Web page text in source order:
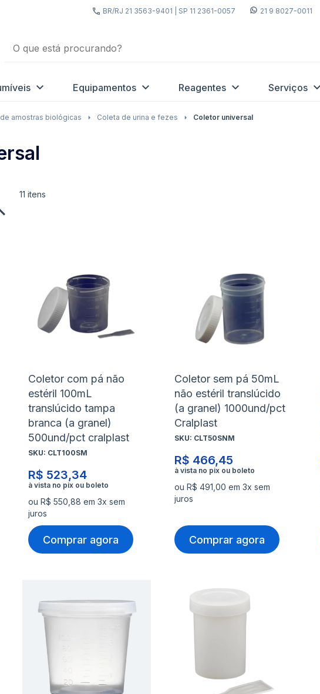
BR/RJ 21 3563-9401 | SP 11 2361-0057 21 9 8027-0011
Equipamentos Reagentes Serviços
amostras biológicas Coleta de urina e fezes Coletor universal
11 itens
Coletor com pá não
estéril 100mL
translúcido tampa
branca (a granel)
500und/pct cralplast
SKU: CLT100SM
R$ 523,34
ou R$ 550,88 em 3x sem
juros
Comprar agora
desejos
Adicionar
para
Comparar
Coletor sem pá 50mL
não estéril translúcido
(a granel) 1000und/pct
Cralplast
SKU: CLT50SNM
R$ 466,45
ou R$ 491,00 em 3x sem
juros
Comprar agora
Adicionar
Adicionar
Comparar